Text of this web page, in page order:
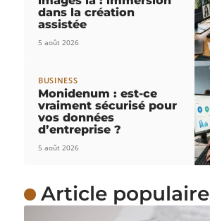
dans la création
assistée
5 août 2026
BUSINESS
Monidenum : est-ce
vraiment sécurisé pour
vos données
d’entreprise ?
5 août 2026
Article populaire